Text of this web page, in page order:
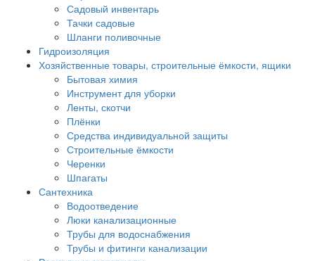
Садовый инвентарь
Тачки садовые
Шланги поливочные
Гидроизоляция
Хозяйственные товары, строительные ёмкости, ящики
Бытовая химия
Инструмент для уборки
Ленты, скотчи
Плёнки
Средства индивидуальной защиты
Строительные ёмкости
Черенки
Шпагаты
Сантехника
Водоотведение
Люки канализационные
Трубы для водоснабжения
Трубы и фитинги канализации